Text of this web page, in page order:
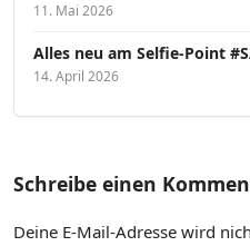
11. Mai 2026
Alles neu am Selfie-Point
14. April 2026
Schreibe einen
Deine E-Mail-Adresse wird